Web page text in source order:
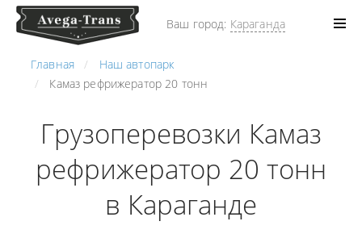
Ваш город: Караганда
Главная
Наш автопарк
Камаз рефрижератор 20 тонн
Грузоперевозки Камаз
рефрижератор 20 тонн
в Караганде